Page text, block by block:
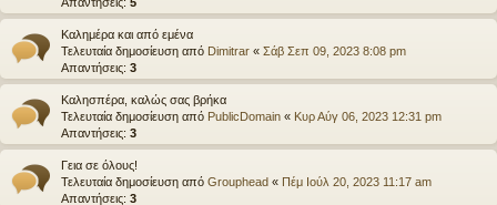
Καλημέρα και από εμένα
Τελευταία δημοσίευση από Dimitrar « Σάβ Σεπ 09, 2023 8:08 pm
Απαντήσεις: 3
Καλησπέρα, καλώς σας βρήκα
Τελευταία δημοσίευση από PublicDomain « Κυρ Αύγ 06, 2023 12:31 pm
Απαντήσεις: 3
Γεια σε όλους!
Τελευταία δημοσίευση από Grouphead « Πέμ Ιούλ 20, 2023 11:17 am
Απαντήσεις: 3